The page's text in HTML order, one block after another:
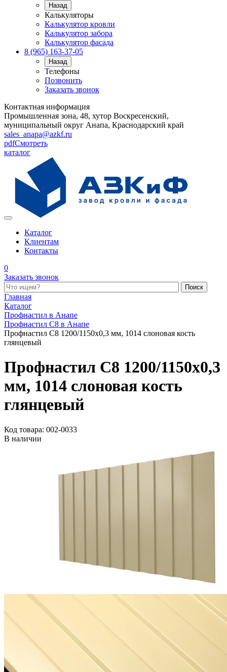
Назад
Калькуляторы
Калькулятор кровли
Калькулятор забора
Калькулятор фасада
8 (965) 163-37-05
Назад
Телефоны
Позвонить
Заказать звонок
Контактная информация
Промышленная зона, 48, хутор Воскресенский,
муниципальный округ Анапа, Краснодарский край
sales_anapa@azkf.ru
pdfСмотреть
каталог
Каталог
Клиентам
Контакты
0
Заказать звонок
Поиск по каталогу
Главная
Каталог
Профнастил в Анапе
Профнастил С8 в Анапе
Профнастил С8 1200/1150x0,3 мм, 1014 слоновая кость
глянцевый
Профнастил С8 1200/1150x0,3
мм, 1014 слоновая кость
глянцевый
Код товара: 002-0033
В наличии